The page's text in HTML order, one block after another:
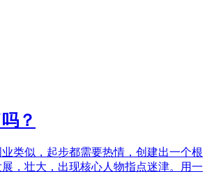
？
类似，起步都需要热情，创建出一个根
，壮大，出现核心人物指点迷津。用一